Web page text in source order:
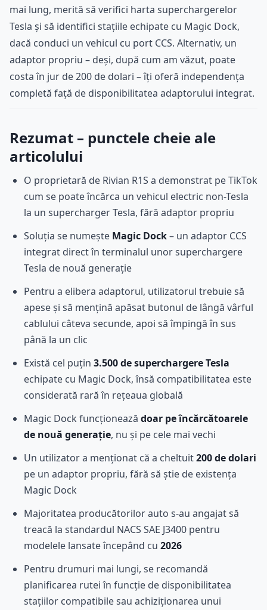
mai lung, merită să verifici harta superchargerelor
Tesla și să identifici stațiile echipate cu Magic Dock,
dacă conduci un vehicul cu port CCS. Alternativ, un
adaptor propriu – deși, după cum am văzut, poate
costa în jur de 200 de dolari – îți oferă independența
completă față de disponibilitatea adaptorului integrat.
Rezumat – punctele cheie ale
articolului
O proprietară de Rivian R1S a demonstrat pe TikTok
cum se poate încărca un vehicul electric non-Tesla
la un supercharger Tesla, fără adaptor propriu
Soluția se numește Magic Dock– un adaptor CCS
integrat direct în terminalul unor superchargere
Tesla de nouă generație
Pentru a elibera adaptorul, utilizatorul trebuie să
apese și să mențină apăsat butonul de lângă vârful
cablului câteva secunde, apoi să împingă în sus
până la un clic
Există cel puțin 3.500 de superchargere Tesla
echipate cu Magic Dock, însă compatibilitatea este
considerată rară în rețeaua globală
Magic Dock funcționează doar pe încărcătoarele
de nouă generație, nu și pe cele mai vechi
Un utilizator a menționat că a cheltuit200 de dolari
pe un adaptor propriu, fără să știe de existența
Magic Dock
Majoritatea producătorilor auto s-au angajat să
treacă la standardul NACS SAE J3400 pentru
modelele lansate începând cu 2026
Pentru drumuri mai lungi, se recomandă
planificarea rutei în funcție de disponibilitatea
stațiilor compatibile sau achiziționarea unui